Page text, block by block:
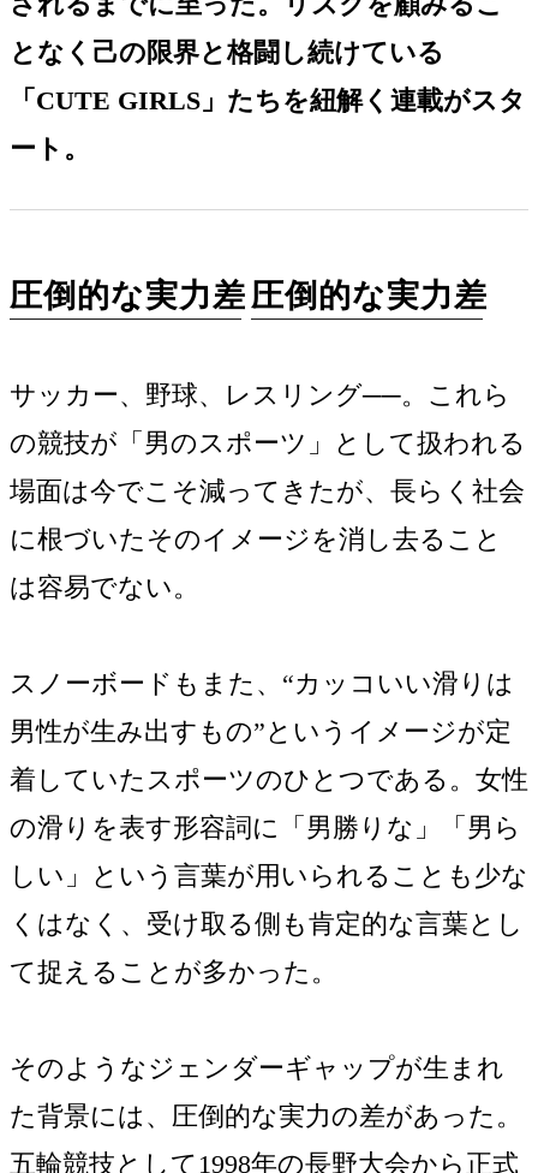
となく己の限界と格闘し続けている
「CUTE GIRLS」たちを紐解く連載がスタ
ート。
圧倒的な実力差 圧倒的な実力差
サッカー、野球、レスリング──。これら
の競技が「男のスポーツ」として扱われる
場面は今でこそ減ってきたが、長らく社会
に根づいたそのイメージを消し去ること
は容易でない。
スノーボードもまた、“カッコいい滑りは
男性が生み出すもの”というイメージが定
着していたスポーツのひとつである。女性
の滑りを表す形容詞に「男勝りな」「男ら
しい」という言葉が用いられることも少な
くはなく、受け取る側も肯定的な言葉とし
て捉えることが多かった。
そのようなジェンダーギャップが生まれ
た背景には、圧倒的な実力の差があった。
五輪競技として1998年の長野大会から正式